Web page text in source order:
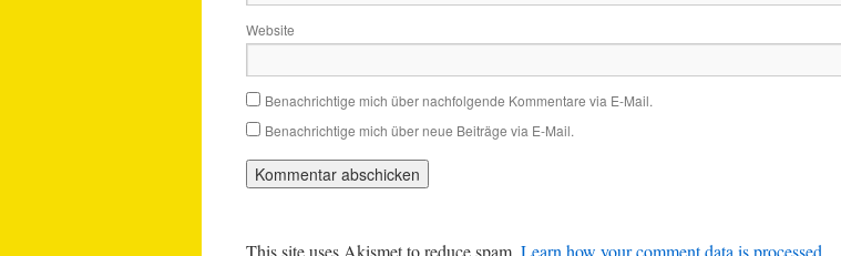
Website
Benachrichtige mich über nachfolgende Kommentare via E-Mail.
Benachrichtige mich über neue Beiträge via E-Mail.
This site uses Akismet to reduce spam. Learn how your comment data is processed